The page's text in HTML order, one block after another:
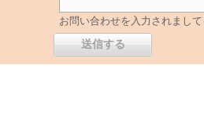
お問い合わせを入力されまし